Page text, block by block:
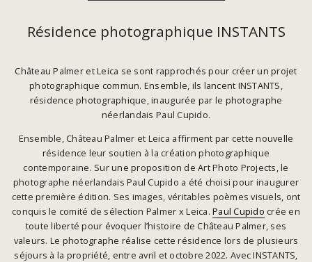
Résidence photographique INSTANTS
Château Palmer et Leica se sont rapprochés pour créer un projet
photographique commun. Ensemble, ils lancent INSTANTS,
résidence photographique, inaugurée par le photographe
néerlandais Paul Cupido.
Ensemble, Château Palmer et Leica affirment par cette nouvelle
résidence leur soutien à la création photographique
contemporaine. Sur une proposition de Art Photo Projects, le
photographe néerlandais Paul Cupido a été choisi pour inaugurer
cette première édition. Ses images, véritables poèmes visuels, ont
conquis le comité de sélection Palmer x Leica.Paul Cupido crée en
toute liberté pour évoquer l’histoire de Château Palmer, ses
valeurs. Le photographe réalise cette résidence lors de plusieurs
séjours à la propriété, entre avril et octobre 2022. Avec INSTANTS,